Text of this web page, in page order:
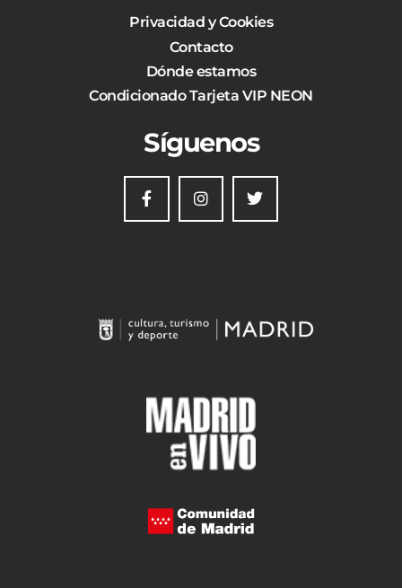
Privacidad y Cookies
Contacto
Dónde estamos
Condicionado Tarjeta VIP NEON
Síguenos